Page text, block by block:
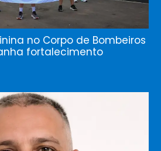
no Corpo de Bombeiros
fortalecimento